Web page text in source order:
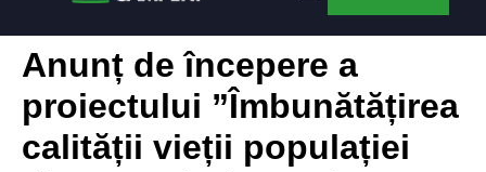
Anunț de începere a
proiectului ”Îmbunătățirea
calității vieții populației